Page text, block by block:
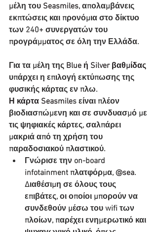
μέλη του Seasmiles, απολαμβάνεις
εκπτώσεις και προνόμια στο δίκτυο
των 240+ συνεργατών του
προγράμματος σε όλη την Ελλάδα.
Για τα μέλη της Blue ή Silver βαθμίδας
υπάρχει η επιλογή εκτύπωσης της
φυσικής κάρτας εν πλω.
Η κάρτα Seasmiles είναι πλέον
βιοδιασπώμενη και σε συνδυασμό με
τις ψηφιακές κάρτες, σαλπάρει
μακριά από τη χρήση του
παραδοσιακού πλαστικού.
Γνώρισε την on-board
infotainment πλατφόρμα, @sea.
Διαθέσιμη σε όλους τους
επιβάτες, οι οποίοι μπορούν να
συνδεθούν μέσω του wifi των
πλοίων, παρέχει ενημερωτικό και